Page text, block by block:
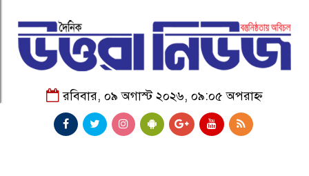
রবিবার, ০৯ অগাস্ট ২০২৬, ০৯:০৫ অপরাহ্ন